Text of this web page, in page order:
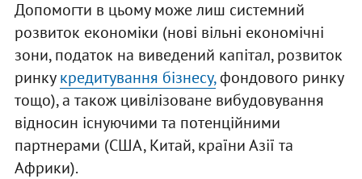
Допомогти в цьому може лиш системний
розвиток економіки (нові вільні економічні
зони, податок на виведений капітал, розвиток
ринкукредитування бізнесу,фондового ринку
тощо), а також цивілізоване вибудовування
відносин існуючими та потенційними
партнерами (США, Китай, країни Азії та
Африки).